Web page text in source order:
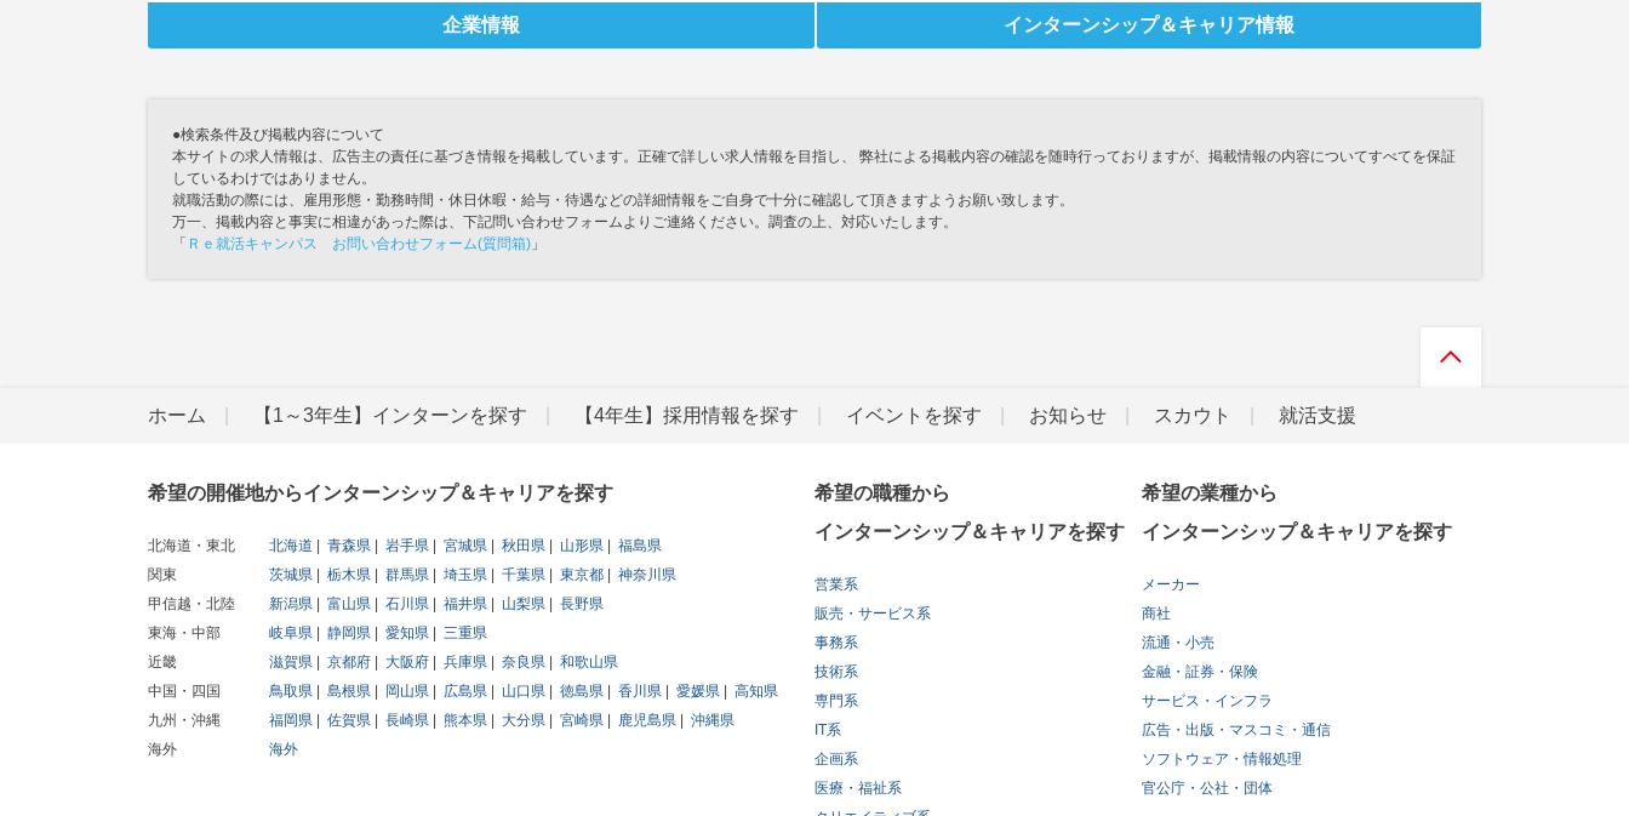
企業情報 インターンシップ＆キャリア情報
●検索条件及び掲載内容について
本サイトの求人情報は、広告主の責任に基づき情報を掲載しています。正確で詳しい求人情報を目指し、 弊社による掲載内容の確認を随時行っておりますが、掲載情報の内容についてすべてを保証
しているわけではありません。
就職活動の際には、雇用形態・勤務時間・休日休暇・給与・待遇などの詳細情報をご自身で十分に確認して頂きますようお願い致します。
万一、掲載内容と事実に相違があった際は、下記問い合わせフォームよりご連絡ください。調査の上、対応いたします。
「 Ｒｅ就活キャンパス お問い合わせフォーム(質問箱) 」
ホーム 【1～3年生】インターンを探す 【4年生】採用情報を探す イベントを探す お知らせ スカウト 就活支援
希望の開催地からインターンシップ＆キャリアを探す
北海道・東北 北海道 青森県 岩手県 宮城県 秋田県 山形県
福島県
関東
茨城県 栃木県 群馬県 埼玉県 千葉県 東京都
神奈川県
甲信越・北陸
新潟県 富山県 石川県 福井県 山梨県
長野県
東海・中部
岐阜県 静岡県 愛知県
三重県
近畿
滋賀県 京都府 大阪府 兵庫県 奈良県
和歌山県
中国・四国
鳥取県 島根県 岡山県 広島県 山口県 徳島県 香川県 愛媛県
高知県
九州・沖縄
福岡県 佐賀県 長崎県 熊本県 大分県 宮崎県 鹿児島県
沖縄県
海外
海外
希望の職種から
インターンシップ＆キャリアを探す
営業系
販売・サービス系
事務系
技術系
専門系
IT系
企画系
医療・福祉系
希望の業種から
インターンシップ＆キャリアを探す
メーカー
商社
流通・小売
金融・証券・保険
サービス・インフラ
広告・出版・マスコミ・通信
ソフトウェア・情報処理
官公庁・公社・団体